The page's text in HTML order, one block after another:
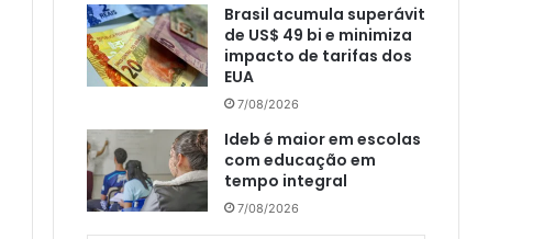
Brasil acumula superávit
de US$ 49 bi e minimiza
impacto de tarifas dos
EUA
7/08/2026
Ideb é maior em escolas
com educação em
tempo integral
7/08/2026